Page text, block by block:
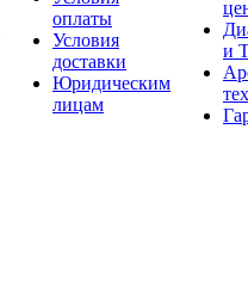
оплаты
Условия
доставки
Юридическим
лицам
и